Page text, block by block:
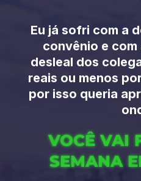
Eu já sofri com a
convênio e
desleal dos
reais ou menos
por isso queria
VOCÊ VAI
SEMANA